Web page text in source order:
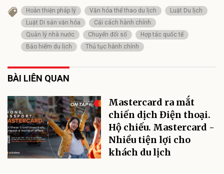
Hoàn thiện pháp lý Văn hóa thể thao du lịch
Luật Du lịch
Luật Di sản văn hóa
Cải cách hành chính
Quản lý nhà nước
Chuyển đổi số
Hợp tác quốc tế
Bảo hiểm du lịch
Thủ tục hành chính
BÀI LIÊN QUAN
Mastercard ra mắt
chiến dịch Điện thoại.
Hộ chiếu. Mastercard -
Nhiều tiện lợi cho
khách du lịch